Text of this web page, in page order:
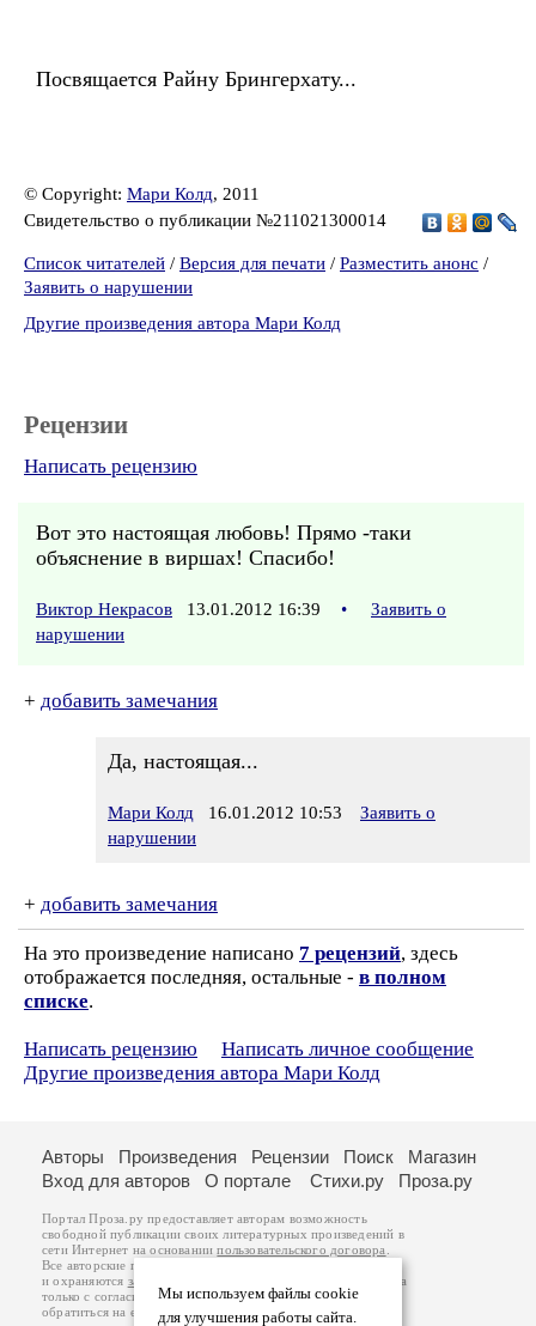
Посвящается Райну Брингерхату...
© Copyright: Мари Колд, 2011
Свидетельство о публикации №211021300014
Список читателей / Версия для печати / Разместить анонс /
Заявить о нарушении
Другие произведения автора Мари Колд
Рецензии
Написать рецензию
Вот это настоящая любовь! Прямо -таки
объяснение в виршах! Спасибо!
Виктор Некрасов 13.01.2012 16:39 •
Заявить о
нарушении
+ добавить замечания
Да, настоящая...
Мари Колд 16.01.2012 10:53
Заявить о
нарушении
+ добавить замечания
На это произведение написано 7 рецензий, здесь
отображается последняя, остальные - в полном
списке.
Написать рецензию
Написать личное сообщение
Другие произведения автора Мари Колд
Мы используем файлы cookie
для улучшения работы сайта.
Авторы Произведения Рецензии Поиск
Магазин
Вход для авторов
О портале Стихи.ру Проза.ру
Портал Проза.ру предоставляет авторам возможность
свободной публикации своих литературных произведений в
сети Интернет на основаниипользовательского договора
Все авторские права на произведения принадлежат авторам
и охраняются законом
. Перепечатка произведений возможна
только с согласия его автора, к которому вы можете
обратиться на его авторской странице. Ответственность за